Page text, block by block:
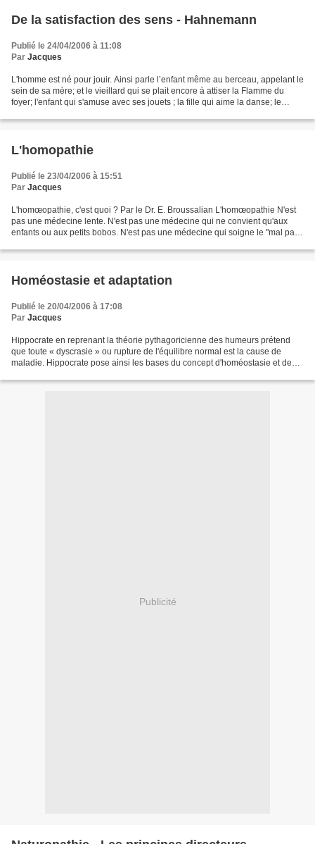
De la satisfaction des sens - Hahnemann
Publié le 24/04/2006 à 11:08
Par Jacques
L'homme est né pour jouir. Ainsi parle l’enfant même au berceau, appelant le
sein de sa mère; et le vieillard qui se plait encore à attiser la Flamme du
foyer; l'enfant qui s'amuse avec ses jouets ; la fille qui aime la danse; le
L'homopathie
Publié le 23/04/2006 à 15:51
Par Jacques
L'homœopathie, c'est quoi ? Par le Dr. E. Broussalian L'homœopathie N'est
pas une médecine lente. N'est pas une médecine qui ne convient qu'aux
enfants ou aux petits bobos. N'est pas une médecine qui soigne le "mal par
Homéostasie et adaptation
Publié le 20/04/2006 à 17:08
Par Jacques
Hippocrate en reprenant la théorie pythagoricienne des humeurs prétend
que toute « dyscrasie » ou rupture de l'équilibre normal est la cause de
maladie. Hippocrate pose ainsi les bases du concept d'homéostasie et des
Publicité